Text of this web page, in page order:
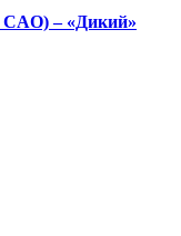
– «Дикий»